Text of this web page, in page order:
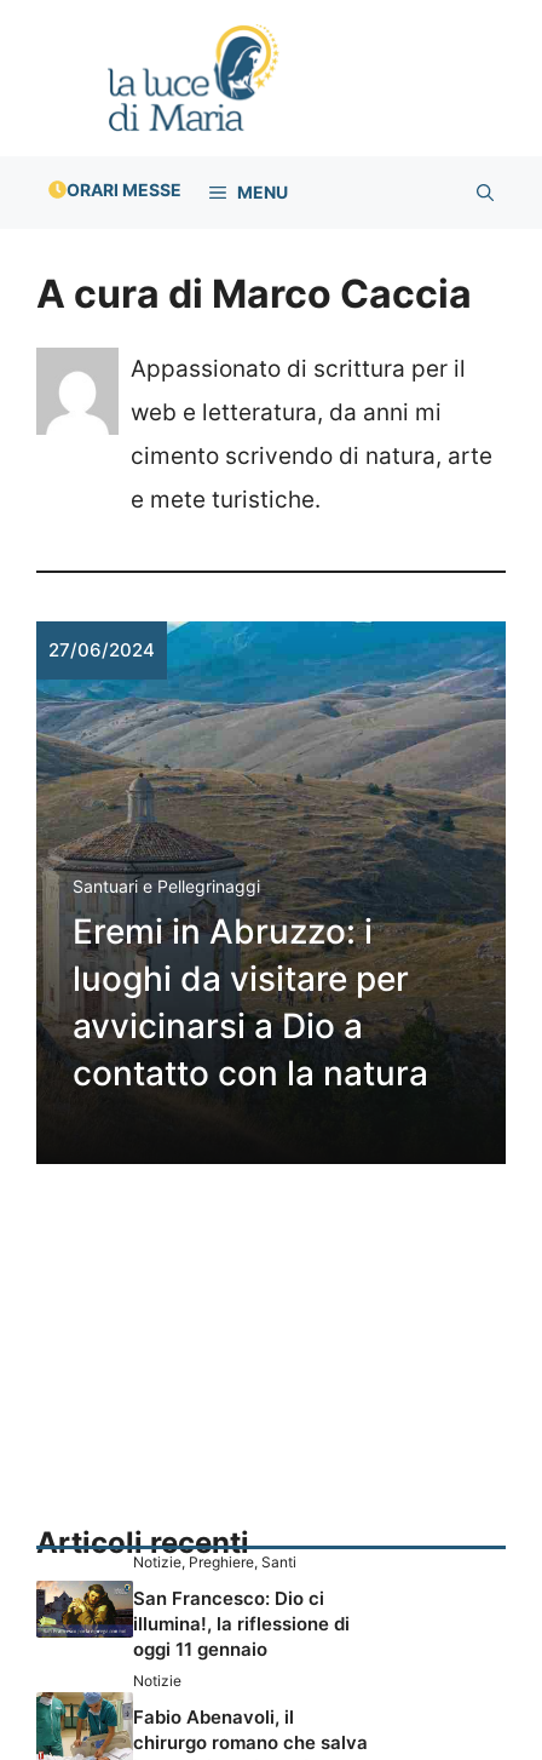
ORARI MESSE MENU
A cura di Marco Caccia
Appassionato di scrittura per il
web e letteratura, da anni mi
cimento scrivendo di natura, arte
e mete turistiche.
27/06/2024
Santuari e Pellegrinaggi
Eremi in Abruzzo: i
luoghi da visitare per
avvicinarsi a Dio a
contatto con la natura
Articoli recenti
Notizie, Preghiere, Santi
San Francesco: Dio ci
illumina!, la riflessione di
oggi 11 gennaio
Notizie
Fabio Abenavoli, il
chirurgo romano che salva